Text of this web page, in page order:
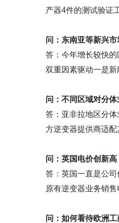
产器4件的测试验证
问：东南亚等新兴
答：今年增长较快
双重因素驱动一是
问：不同区域对分
答：亚非拉地区分
方逆变器提供商适
问：英国电价创新
答：英国一直是公
原有逆变器业务销
问：如何看待欧洲